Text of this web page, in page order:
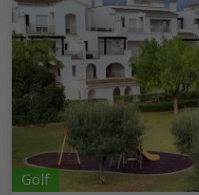
Golf